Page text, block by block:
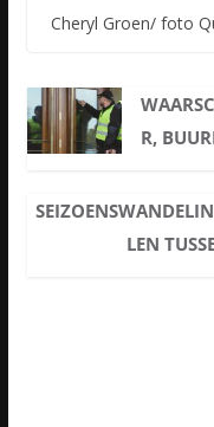
Cheryl Groen/ foto
R,
LEN